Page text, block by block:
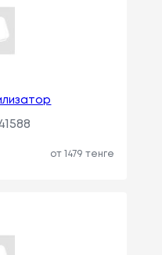
от 1479 тенге